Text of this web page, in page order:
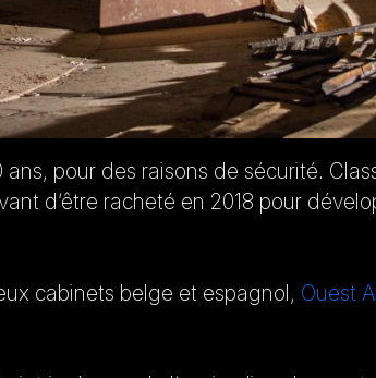
pour des raisons de sécurité.
d’être racheté en 2018 pour
cabinets belge et espagnol, Ouest